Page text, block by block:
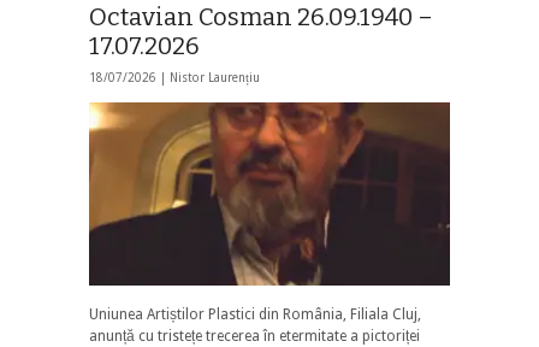
Octavian Cosman 26.09.1940 –
17.07.2026
18/07/2026 | Nistor Laurențiu
Uniunea Artiștilor Plastici din România, Filiala Cluj,
anunță cu tristețe trecerea în etermitate a pictoriței